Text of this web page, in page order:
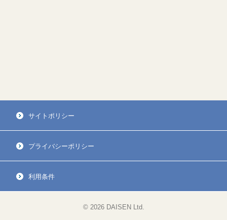
サイトポリシー
プライバシーポリシー
利用条件
© 2026 DAISEN Ltd.